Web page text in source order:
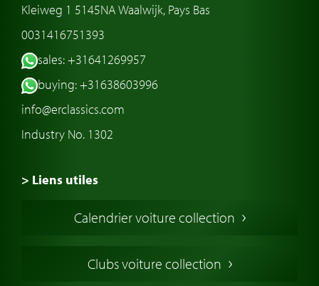
Kleiweg 1 5145NA Waalwijk, Pays Bas
0031416751393
sales: +31641269957
buying: +31638603996
info@erclassics.com
Industry No. 1302
> Liens utiles
Voiture Collection Europe
Voitures Anglaises
Calendrier voiture collection
Clubs voiture collection